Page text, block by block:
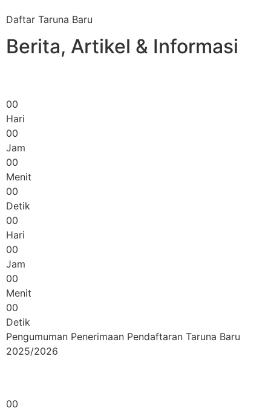
Daftar Taruna Baru
Berita, Artikel & Informasi
00
Hari
00
Jam
00
Menit
00
Detik
00
Hari
00
Jam
00
Menit
00
Detik
Pengumuman Penerimaan Pendaftaran Taruna Baru
2025/2026
00